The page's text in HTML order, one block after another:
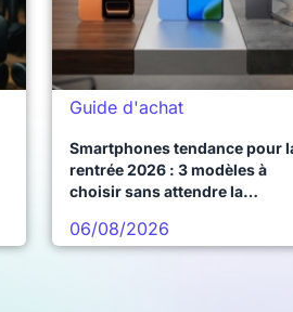
Guide d'achat
Smartphones tendance pour
rentrée 2026 : 3 modèles à
choisir sans attendre la
06/08/2026